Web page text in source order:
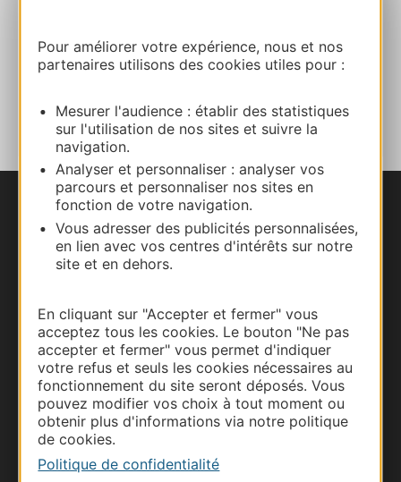
Pour améliorer votre expérience, nous et nos
partenaires utilisons des cookies utiles pour :
Mesurer l'audience : établir des statistiques
sur l'utilisation de nos sites et suivre la
navigation.
Analyser et personnaliser : analyser vos
parcours et personnaliser nos sites en
fonction de votre navigation.
Vous adresser des publicités personnalisées,
en lien avec vos centres d'intérêts sur notre
site et en dehors.
En cliquant sur "Accepter et fermer" vous
acceptez tous les cookies. Le bouton "Ne pas
accepter et fermer" vous permet d'indiquer
votre refus et seuls les cookies nécessaires au
fonctionnement du site seront déposés. Vous
pouvez modifier vos choix à tout moment ou
obtenir plus d'informations via notre politique
de cookies.
Politique de confidentialité
Facebook
Nous contacter
Carte interactive